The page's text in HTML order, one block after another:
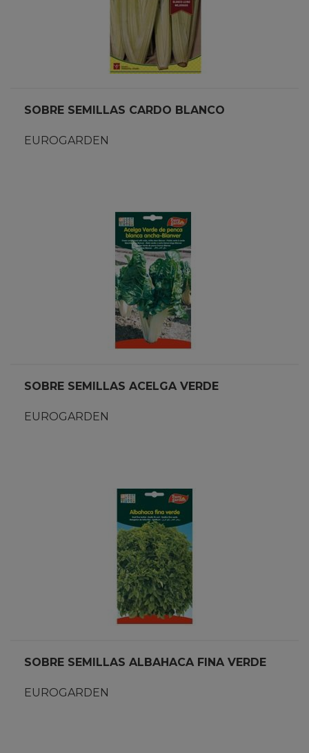
SOBRE SEMILLAS CARDO BLANCO
EUROGARDEN
SOBRE SEMILLAS ACELGA VERDE
EUROGARDEN
SOBRE SEMILLAS ALBAHACA FINA VERDE
EUROGARDEN